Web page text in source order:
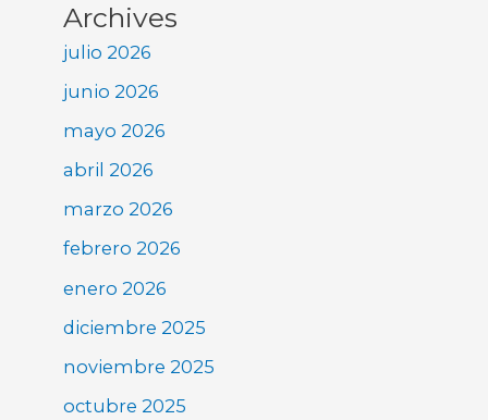
Archives
julio 2026
junio 2026
mayo 2026
abril 2026
marzo 2026
febrero 2026
enero 2026
diciembre 2025
noviembre 2025
octubre 2025